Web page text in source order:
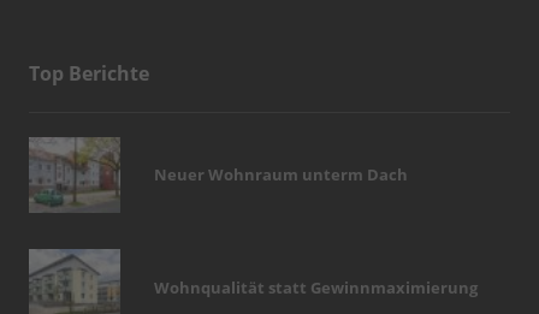
Top Berichte
Neuer Wohnraum unterm Dach
Wohnqualität statt Gewinnmaximierung